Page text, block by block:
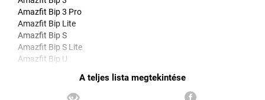
Amazfit Bip 3 Pro
Amazfit Bip Lite
Amazfit Bip S
Amazfit Bip S Lite
Amazfit Bip U
Amazfit GTR 42 mm
Amazfit GTR Mini